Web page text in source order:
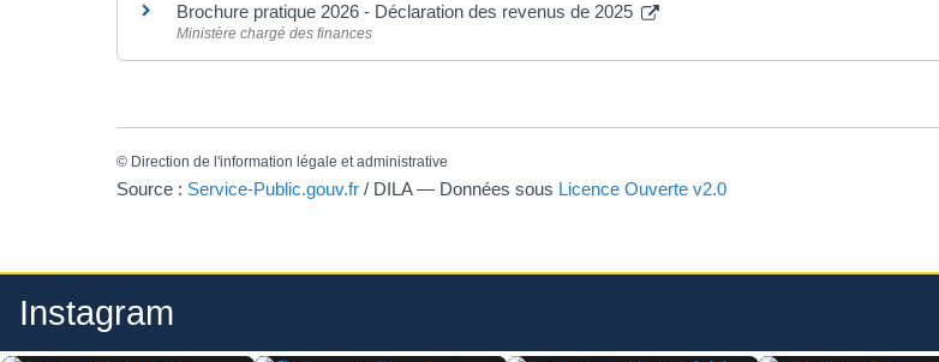
Brochure pratique 2026 - Déclaration des revenus de 2025
Ministère chargé des finances
© Direction de l'information légale et administrative
Source : Service-Public.gouv.fr / DILA — Données sous Licence Ouverte v2.0
Instagram